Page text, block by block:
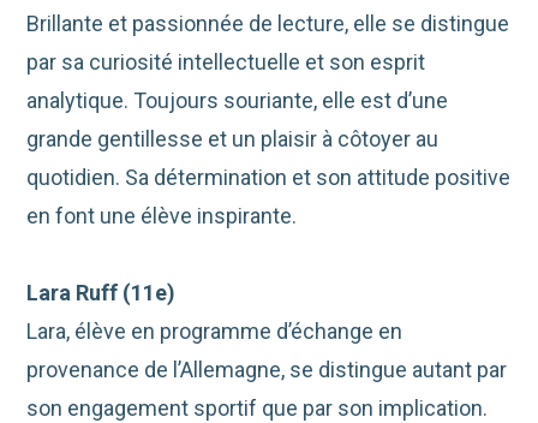
Brillante et passionnée de lecture, elle se distingue
par sa curiosité intellectuelle et son esprit
analytique. Toujours souriante, elle est d’une
grande gentillesse et un plaisir à côtoyer au
quotidien. Sa détermination et son attitude positive
en font une élève inspirante.
Lara Ruff (11e)
Lara, élève en programme d’échange en
provenance de l’Allemagne, se distingue autant par
son engagement sportif que par son implication.